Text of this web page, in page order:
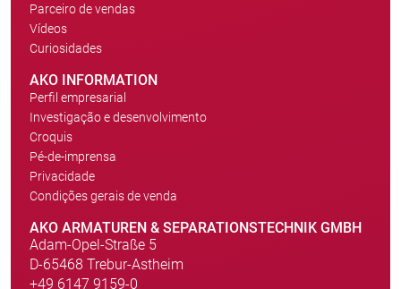
Parceiro de vendas
Vídeos
Curiosidades
AKO INFORMATION
Perfil empresarial
Investigação e desenvolvimento
Croquis
Pé-de-imprensa
Privacidade
Condições gerais de venda
AKO ARMATUREN & SEPARATIONSTECHNIK GMBH
Adam-Opel-Straße 5
D-65468 Trebur-Astheim
+49 6147 9159-0